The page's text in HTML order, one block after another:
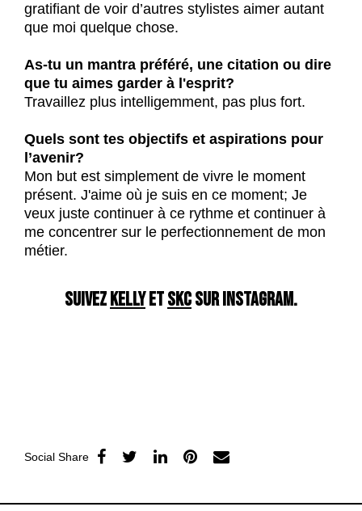
gratifiant de voir d’autres stylistes aimer autant
que moi quelque chose.
As-tu un mantra préféré, une citation ou dire
que tu aimes garder à l'esprit?
Travaillez plus intelligemment, pas plus fort.
Quels sont tes objectifs et aspirations pour
l’avenir?
Mon but est simplement de vivre le moment
présent. J'aime où je suis en ce moment; Je
veux juste continuer à ce rythme et continuer à
me concentrer sur le perfectionnement de mon
métier.
SUIVEZKELLYETSKCSUR INSTAGRAM.
Social Share